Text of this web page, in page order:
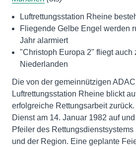
Luftrettungsstation Rheine
Fliegende Gelbe Engel werden
Jahr alarmiert
"Christoph Europa 2" fliegt auch
Niederlanden
Die von der gemeinnützigen
Luftrettungsstation Rheine blickt
erfolgreiche Rettungsarbeit
Dienst am 14. Januar 1982 auf
Pfeiler des
und der Region. Eine geplante